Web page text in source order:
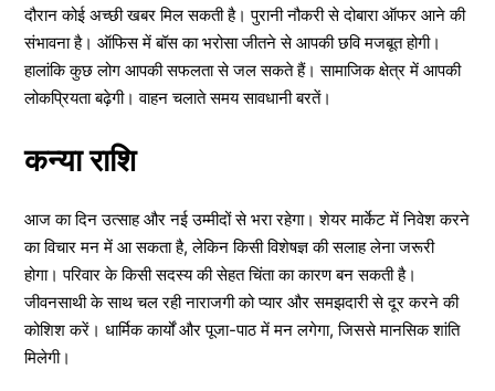
दौरान कोई अच्छी खबर मिल सकती है। पुरानी नौकरी से दोबारा ऑफर आने की
संभावना है। ऑफिस में बॉस का भरोसा जीतने से आपकी छवि मजबूत होगी।
हालांकि कुछ लोग आपकी सफलता से जल सकते हैं। सामाजिक क्षेत्र में आपकी
लोकप्रियता बढ़ेगी। वाहन चलाते समय सावधानी बरतें।
कन्या राशि
आज का दिन उत्साह और नई उम्मीदों से भरा रहेगा। शेयर मार्केट में निवेश करने
का विचार मन में आ सकता है, लेकिन किसी विशेषज्ञ की सलाह लेना जरूरी
होगा। परिवार के किसी सदस्य की सेहत चिंता का कारण बन सकती है।
जीवनसाथी के साथ चल रही नाराजगी को प्यार और समझदारी से दूर करने की
कोशिश करें। धार्मिक कार्यों और पूजा-पाठ में मन लगेगा, जिससे मानसिक शांति
मिलेगी।